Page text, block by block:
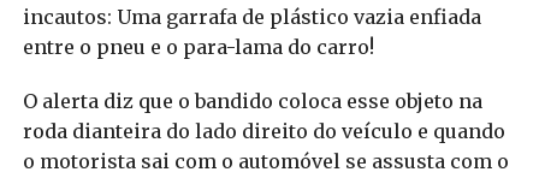
incautos: Uma garrafa de plástico vazia enfiada
entre o pneu e o para-lama do carro!
O alerta diz que o bandido coloca esse objeto na
roda dianteira do lado direito do veículo e quando
o motorista sai com o automóvel se assusta com o